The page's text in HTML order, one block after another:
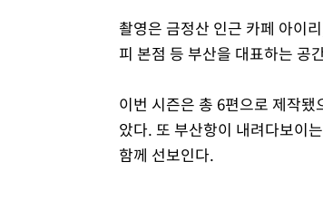
촬영은 금정산 인근 카페 아이
피 본점 등 부산을 대표하는 공
이번 시즌은 총 6편으로 제작
았다. 또 부산항이 내려다보이
함께 선보인다.